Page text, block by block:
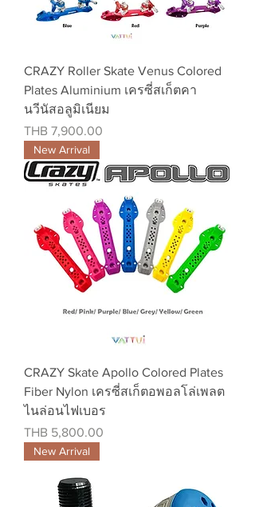
CRAZY Roller Skate Venus Colored
Plates Aluminium เครซี่สเก็ตคา
นวีนัสอลูมิเนียม
Price
THB 7,900.00
New Arrival
CRAZY Skate Apollo Colored Plates
Fiber Nylon เครซี่สเก็ตอพอลโล่เพลต
ไนล่อนไฟเบอร
Price
THB 5,800.00
New Arrival